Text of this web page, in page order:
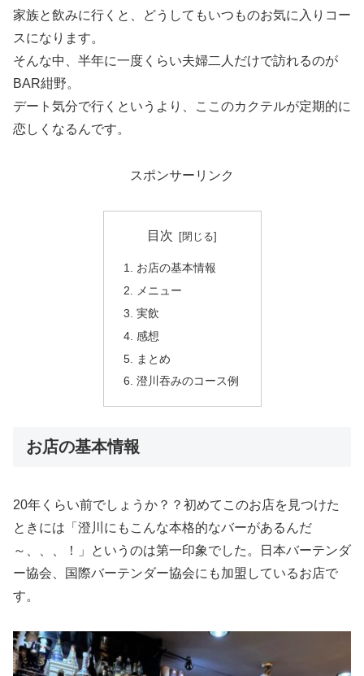
家族と飲みに行くと、どうしてもいつものお気に入りコー
スになります。
そんな中、半年に一度くらい夫婦二人だけで訪れるのが
BAR紺野。
デート気分で行くというより、ここのカクテルが定期的に
恋しくなるんです。
スポンサーリンク
目次
お店の基本情報
メニュー
実飲
感想
まとめ
澄川吞みのコース例
お店の基本情報
20年くらい前でしょうか？？初めてこのお店を見つけた
ときには「澄川にもこんな本格的なバーがあるんだ
～、、、！」というのは第一印象でした。日本バーテンダ
ー協会、国際バーテンダー協会にも加盟しているお店で
す。